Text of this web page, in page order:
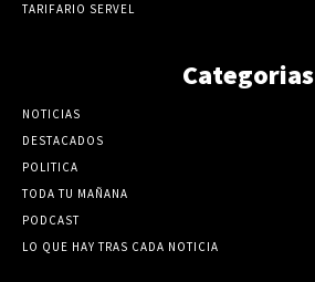
TARIFARIO SERVEL
Categorias
NOTICIAS
DESTACADOS
POLITICA
TODA TU MAÑANA
PODCAST
LO QUE HAY TRAS CADA NOTICIA